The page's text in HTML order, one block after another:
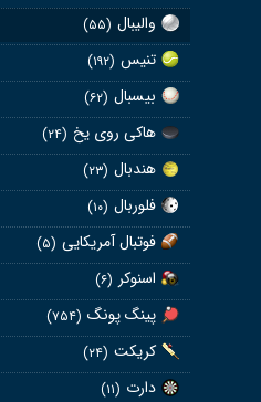
والیبال (۵۵)
تنیس (۱۹۲)
بیسبال (۶۲)
هاکی روی یخ (۲۴)
هندبال (۲۳)
فلوربال (۱۰)
فوتبال آمریکایی (۵)
اسنوکر (۶)
پینگ پونگ (۷۵۴)
کریکت (۲۴)
دارت (۱۱)